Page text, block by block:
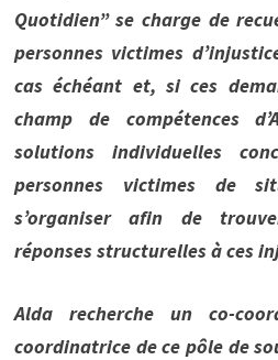
Quotidien” se charge de
personnes victimes
cas échéant et, si ces
champ de compétences
solutions individuelles
personnes victimes de
s’organiser afin de
réponses structurelles à ces
Alda recherche un co-
coordinatrice de ce pôle de